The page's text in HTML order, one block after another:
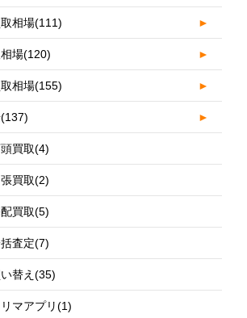
相場(111) ►
場(120) ►
相場(155) ►
(137) ►
買取(4)
買取(2)
買取(5)
査定(7)
替え(35)
マアプリ(1)